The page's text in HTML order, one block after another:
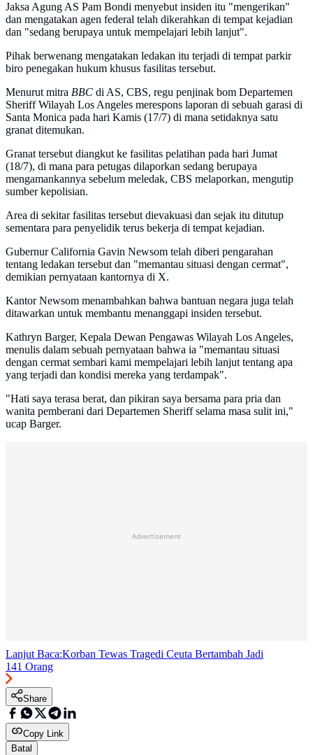
Jaksa Agung AS Pam Bondi menyebut insiden itu "mengerikan"
dan mengatakan agen federal telah dikerahkan di tempat kejadian
dan "sedang berupaya untuk mempelajari lebih lanjut".
Pihak berwenang mengatakan ledakan itu terjadi di tempat parkir
biro penegakan hukum khusus fasilitas tersebut.
Menurut mitra BBC di AS, CBS, regu penjinak bom Departemen
Sheriff Wilayah Los Angeles merespons laporan di sebuah garasi di
Santa Monica pada hari Kamis (17/7) di mana setidaknya satu
granat ditemukan.
Granat tersebut diangkut ke fasilitas pelatihan pada hari Jumat
(18/7), di mana para petugas dilaporkan sedang berupaya
mengamankannya sebelum meledak, CBS melaporkan, mengutip
sumber kepolisian.
Area di sekitar fasilitas tersebut dievakuasi dan sejak itu ditutup
sementara para penyelidik terus bekerja di tempat kejadian.
Gubernur California Gavin Newsom telah diberi pengarahan
tentang ledakan tersebut dan "memantau situasi dengan cermat",
demikian pernyataan kantornya di X.
Kantor Newsom menambahkan bahwa bantuan negara juga telah
ditawarkan untuk membantu menanggapi insiden tersebut.
Kathryn Barger, Kepala Dewan Pengawas Wilayah Los Angeles,
menulis dalam sebuah pernyataan bahwa ia "memantau situasi
dengan cermat sembari kami mempelajari lebih lanjut tentang apa
yang terjadi dan kondisi mereka yang terdampak".
"Hati saya terasa berat, dan pikiran saya bersama para pria dan
wanita pemberani dari Departemen Sheriff selama masa sulit ini,"
ucap Barger.
Advertisement
Lanjut Baca:Korban Tewas Tragedi Ceuta Bertambah Jadi
141 Orang
Share
Copy Link
Batal